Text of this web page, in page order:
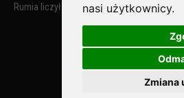
nasi użytkownicy.
Zmiana
Rumia liczyła 48 632 mieszkańców. Jest